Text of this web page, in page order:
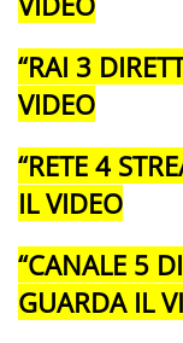
“RAI 3
VIDEO
“RETE 4
IL VIDEO
“CANALE 5
GUARDA IL